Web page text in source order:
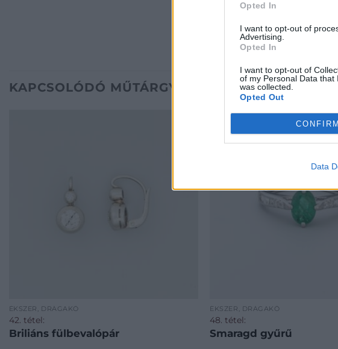
Opted In
I want to opt-out of
Advertising.
Opted In
I want to opt-out of
of my Personal Data that
was collected.
Opted Out
CONFIRM
Data
KAPCSOLÓDÓ MŰTÁRGYAK
ÉKSZER, DRÁGAKŐ
42. tétel:
Briliáns fülbevalópár
ÉKSZER, DRÁGAKŐ
48. tétel:
Smaragd gyűrű